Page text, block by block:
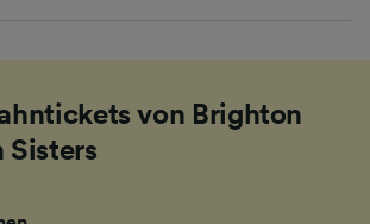
von Brighton
Sisters